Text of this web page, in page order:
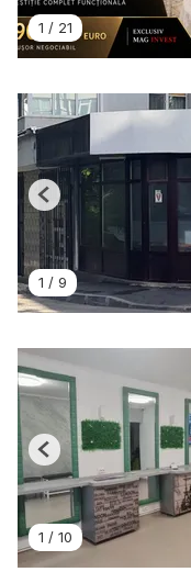
1 / 21
1 / 9
Previous
1 / 10
Previous